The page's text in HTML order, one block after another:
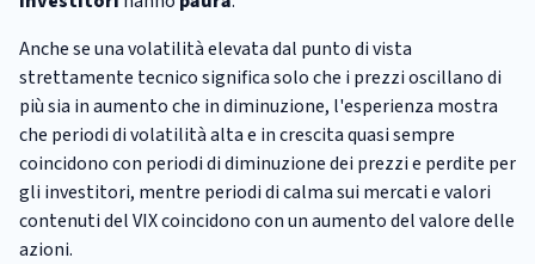
Anche se una volatilità elevata dal punto di vista
strettamente tecnico significa solo che i prezzi oscillano di
più sia in aumento che in diminuzione, l'esperienza mostra
che periodi di volatilità alta e in crescita quasi sempre
coincidono con periodi di diminuzione dei prezzi e perdite per
gli investitori, mentre periodi di calma sui mercati e valori
contenuti del VIX coincidono con un aumento del valore delle
azioni.